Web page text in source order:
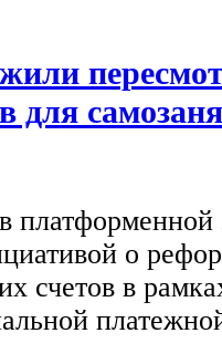
для
о
счетов в